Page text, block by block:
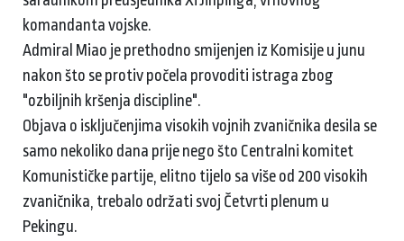
komandanta vojske.
Admiral Miao je prethodno smijenjen iz Komisije u junu
nakon što se protiv počela provoditi istraga zbog
"ozbiljnih kršenja discipline".
Objava o isključenjima visokih vojnih zvaničnika desila se
samo nekoliko dana prije nego što Centralni komitet
Komunističke partije, elitno tijelo sa više od 200 visokih
zvaničnika, trebalo održati svoj Četvrti plenum u
Pekingu.